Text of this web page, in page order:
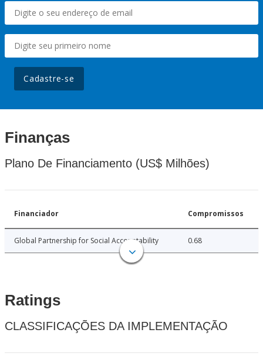
Cadastre-se
Finanças
Plano De Financiamento (US$ Milhões)
Financiador Compromissos
Global Partnership for Social Accountability 0.68
Ratings
CLASSIFICAÇÕES DA IMPLEMENTAÇÃO